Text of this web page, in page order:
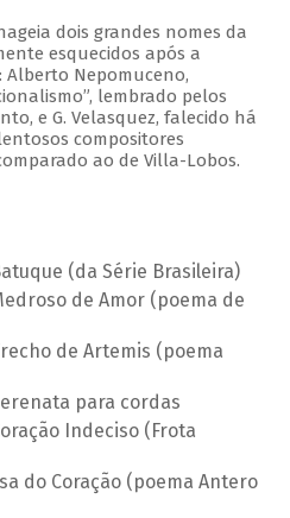
dois grandes nomes da
esquecidos após a
Alberto Nepomuceno,
lembrado pelos
e G. Velasquez, falecido há
compositores
ao de Villa-Lobos.
(da Série Brasileira)
de Amor (poema de
de Artemis (poema
para cordas
Indeciso (Frota
do Coração (poema Antero